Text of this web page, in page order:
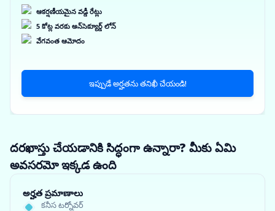
ఆకర్షణీయమైన వడ్డీ రేట్లు
5 కోట్ల వరకు అన్‌సెక్యూర్డ్ లోన్
వేగవంత ఆమోదం
ఇప్పుడే అర్హతను తనిఖీ చేయండి!
దరఖాస్తు చేయడానికి సిద్ధంగా ఉన్నారా? మీకు ఏమి
అవసరమో ఇక్కడ ఉంది
అర్హత ప్రమాణాలు
కనీస టర్నోవర్